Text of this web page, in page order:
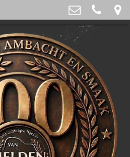
>
>
>
>
>
>
Bakker Van Helden
Westdijk 12, Middelharnis
0187-482065
info@bakkervanhelden.nl